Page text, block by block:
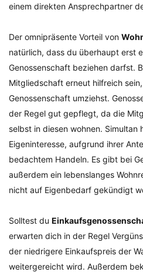
einem direkten Ansprechpartner
Der omnipräsente Vorteil von
natürlich, dass du überhaupt erst
Genossenschaft beziehen darfst.
Mitgliedschaft erneut hilfreich
Genossenschaft umziehst.
der Regel gut gepflegt, da die
selbst in diesen wohnen.
Eigeninteresse, aufgrund ihrer
bedachtem Handeln. Es gibt bei
außerdem ein lebenslanges
nicht auf Eigenbedarf gekündigt
Solltest du
erwarten dich in der Regel
der niedrigere Einkaufspreis der
weitergereicht wird. Außerdem